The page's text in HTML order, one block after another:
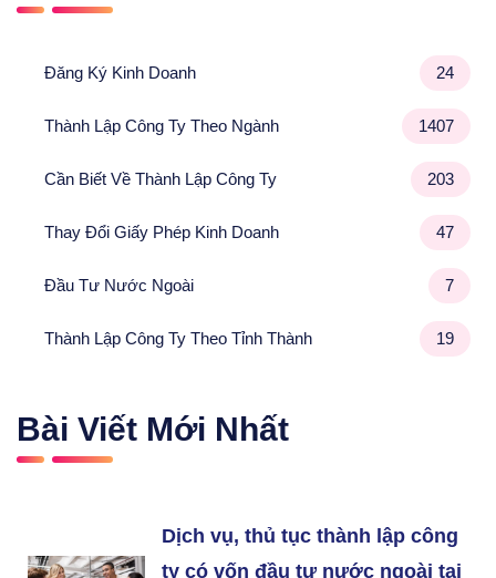
Đăng Ký Kinh Doanh 24
Thành Lập Công Ty Theo Ngành 1407
Cần Biết Về Thành Lập Công Ty 203
Thay Đổi Giấy Phép Kinh Doanh 47
Đầu Tư Nước Ngoài 7
Thành Lập Công Ty Theo Tỉnh Thành 19
Bài Viết Mới Nhất
Dịch vụ, thủ tục thành lập công
ty có vốn đầu tư nước ngoài tại